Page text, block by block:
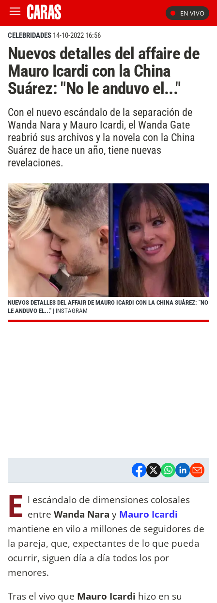
EN VIVO
CELEBRIDADES 14-10-2022 16:56
Nuevos detalles del affaire de
Mauro Icardi con la China
Suárez: "No le anduvo el..."
Con el nuevo escándalo de la separación de
Wanda Nara y Mauro Icardi, el Wanda Gate
reabrió sus archivos y la novela con la China
Suárez de hace un año, tiene nuevas
revelaciones.
NUEVOS DETALLES DEL AFFAIR DE MAURO ICARDI CON LA CHINA SUÁREZ: "NO
LE ANDUVO EL..." | INSTAGRAM
E l escándalo de dimensiones colosales
entre Wanda Nara y Mauro Icardi
mantiene en vilo a millones de seguidores de
la pareja, que, expectantes de lo que pueda
ocurrir, siguen día a día todos los por
menores.
Tras el vivo que Mauro Icardi hizo en su